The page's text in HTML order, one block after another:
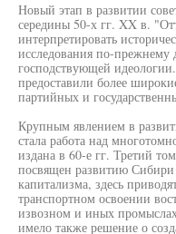
Новый этап в развитии
середины 50-х гг. XX в.
интерпретировать
исследования по-прежнему
господствующей
предоставили более
партийных и
Крупным явлением в
стала работа над
издана в 60-е гг. Третий
посвящен развитию
капитализма, здесь
транспортном освоении
извозном и иных
имело также решение о